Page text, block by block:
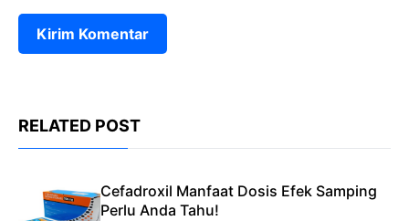
RELATED POST
Cefadroxil Manfaat Dosis Efek Samping
Perlu Anda Tahu!